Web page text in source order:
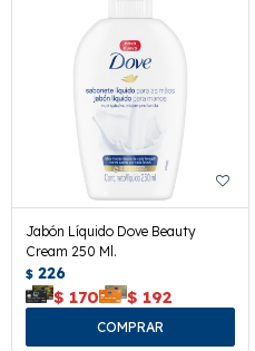
Jabón Líquido Dove Beauty
Cream 250 Ml.
$ 226
$ 170 $ 192